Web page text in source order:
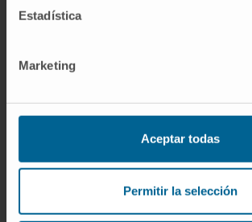
Estadística
Marketing
Aceptar todas
Permitir la selección
Ver Curriculum
Codirector
Clínica